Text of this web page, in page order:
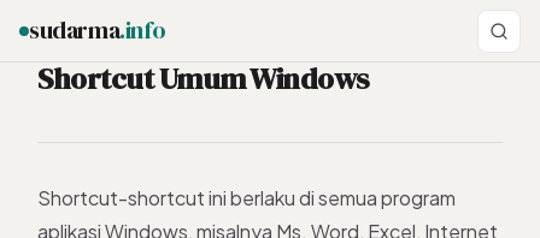
sudarma.info
Shortcut Umum Windows
Shortcut-shortcut ini berlaku di semua program
aplikasi Windows, misalnya Ms. Word, Excel, Internet